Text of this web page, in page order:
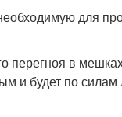
для
перегноя в
и будет по силам